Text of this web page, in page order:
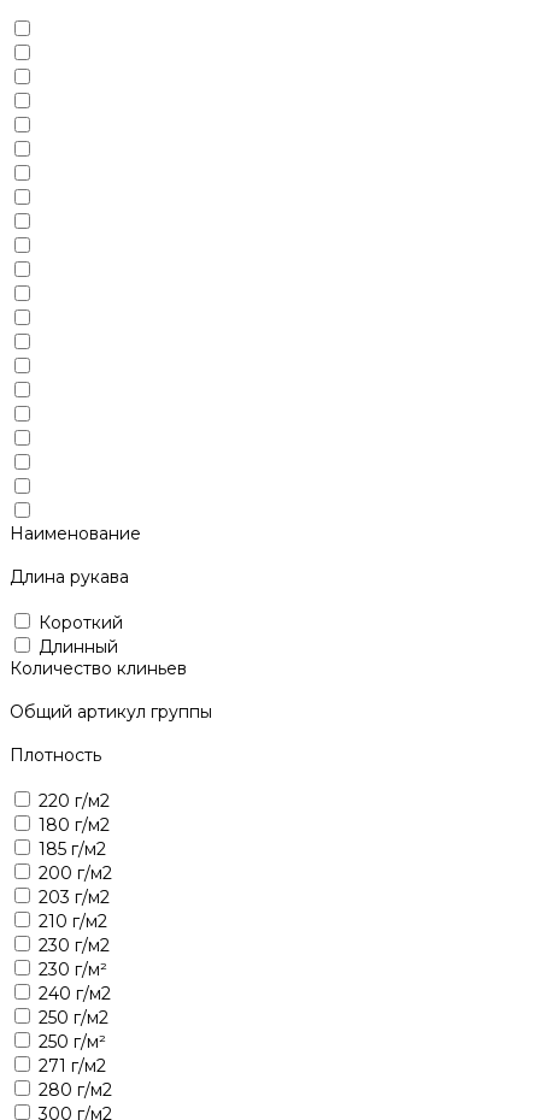
Наименование
Длина рукава
Короткий
Длинный
Количество клиньев
Общий артикул группы
Плотность
220 г/м2
180 г/м2
185 г/м2
200 г/м2
203 г/м2
210 г/м2
230 г/м2
230 г/м²
240 г/м2
250 г/м2
250 г/м²
271 г/м2
280 г/м2
300 г/м2